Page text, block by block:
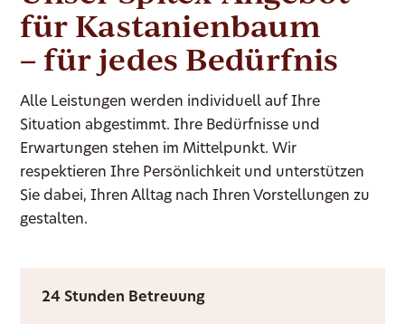
für Kastanienbaum
– für jedes Bedürfnis
Alle Leistungen werden individuell auf Ihre
Situation abgestimmt. Ihre Bedürfnisse und
Erwartungen stehen im Mittelpunkt. Wir
respektieren Ihre Persönlichkeit und unterstützen
Sie dabei, Ihren Alltag nach Ihren Vorstellungen zu
gestalten.
24 Stunden Betreuung